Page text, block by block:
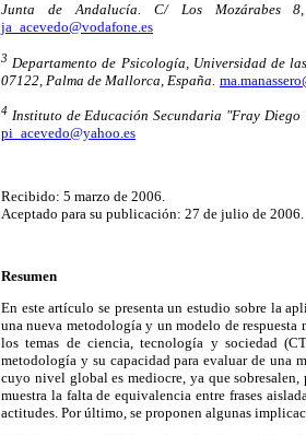
Junta de Andalucía. C/ Los Mozárabes
ja_acevedo@vodafone.es
3 Departamento de Psicología, Universidad de
07122, Palma de Mallorca, España.
4 Instituto de Educación Secundaria "Fray Diego
pi_acevedo@yahoo.es
Recibido: 5 marzo de 2006.
Aceptado para su publicación: 27 de julio de 2006.
Resumen
En este artículo se presenta un estudio sobre la
una nueva metodología y un modelo de
los temas de ciencia, tecnología y sociedad
metodología y su capacidad para evaluar de una
cuyo nivel global es mediocre, ya que
muestra la falta de equivalencia entre frases
actitudes. Por último, se proponen algunas